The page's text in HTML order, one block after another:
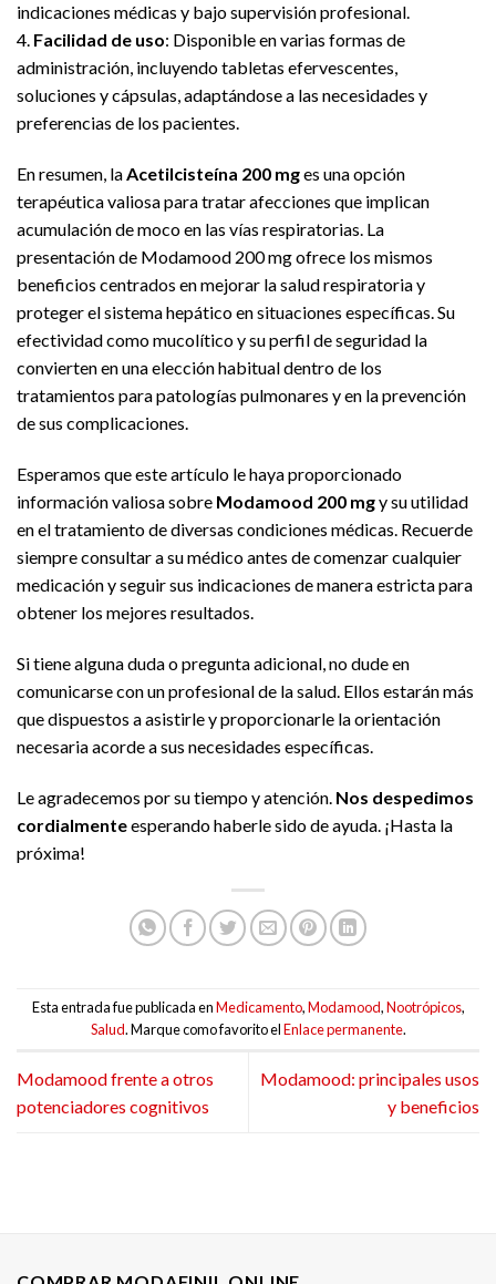
indicaciones médicas y bajo supervisión profesional.
4. Facilidad de uso: Disponible en varias formas de
administración, incluyendo tabletas efervescentes,
soluciones y cápsulas, adaptándose a las necesidades y
preferencias de los pacientes.
En resumen, laAcetilcisteína 200 mges una opción
terapéutica valiosa para tratar afecciones que implican
acumulación de moco en las vías respiratorias. La
presentación de Modamood 200 mg ofrece los mismos
beneficios centrados en mejorar la salud respiratoria y
proteger el sistema hepático en situaciones específicas. Su
efectividad como mucolítico y su perfil de seguridad la
convierten en una elección habitual dentro de los
tratamientos para patologías pulmonares y en la prevención
de sus complicaciones.
Esperamos que este artículo le haya proporcionado
información valiosa sobre Modamood 200 mgy su utilidad
en el tratamiento de diversas condiciones médicas. Recuerde
siempre consultar a su médico antes de comenzar cualquier
medicación y seguir sus indicaciones de manera estricta para
obtener los mejores resultados.
Si tiene alguna duda o pregunta adicional, no dude en
comunicarse con un profesional de la salud. Ellos estarán más
que dispuestos a asistirle y proporcionarle la orientación
necesaria acorde a sus necesidades específicas.
Le agradecemos por su tiempo y atención. Nos despedimos
cordialmenteesperando haberle sido de ayuda. ¡Hasta la
próxima!
Esta entrada fue publicada enMedicamento,Modamood,Nootrópicos,
Salud. Marque como favorito elEnlace permanente.
Modamood frente a otros
potenciadores cognitivos
Modamood: principales usos
y beneficios